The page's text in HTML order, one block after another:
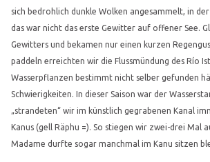
sich bedrohlich dunkle Wolken angesammelt, in
das war nicht das erste Gewitter auf offener See.
Gewitters und bekamen nur einen kurzen
paddeln erreichten wir die Flussmündung des Río
Wasserpflanzen bestimmt nicht selber gefunden
Schwierigkeiten. In dieser Saison war der
„strandeten“ wir im künstlich gegrabenen Kanal
Kanus (gell Räphu =). So stiegen wir zwei-drei Mal
Madame durfte sogar manchmal im Kanu sitzen